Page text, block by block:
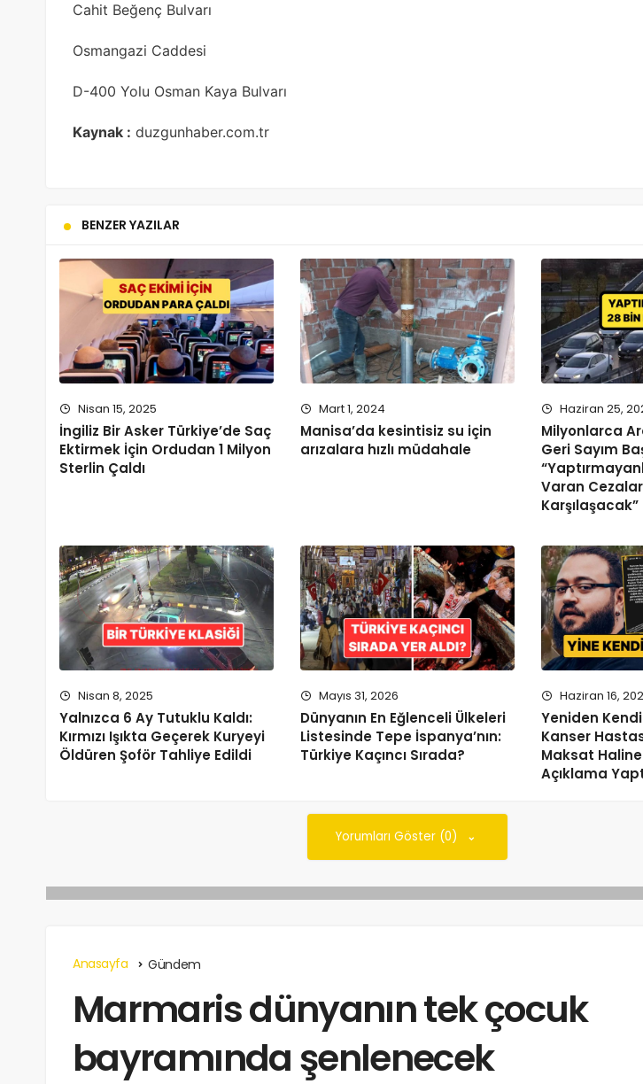
Cahit Beğenç Bulvarı
Osmangazi Caddesi
D-400 Yolu Osman Kaya Bulvarı
Kaynak : duzgunhaber.com.tr
BENZER YAZILAR
Nisan 15, 2025
İngiliz Bir Asker Türkiye’de Saç
Ektirmek İçin Ordudan 1 Milyon
Sterlin Çaldı
Mart 1, 2024
Manisa’da kesintisiz su için
arızalara hızlı müdahale
Haziran 25,
Milyonlarca
Geri Sayım
Varan
Karşılaşacak”
Nisan 8, 2025
Yalnızca 6 Ay Tutuklu Kaldı:
Kırmızı Işıkta Geçerek Kuryeyi
Öldüren Şoför Tahliye Edildi
Mayıs 31, 2026
Dünyanın En Eğlenceli Ülkeleri
Listesinde Tepe İspanya’nın:
Türkiye Kaçıncı Sırada?
Haziran 16,
Yeniden
Kanser
Maksat
Açıklama
Yorumları Göster (0)
Anasayfa Gündem
Marmaris dünyanın tek çocuk
bayramında şenlenecek